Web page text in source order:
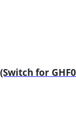
for